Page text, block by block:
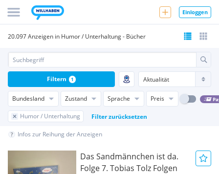
Einloggen
20.097 Anzeigen in Humor / Unterhaltung - Bücher
Bundesland Zustand Sprache Preis
Humor / Unterhaltung Filter zurücksetzen
Filtern 1
Infos zur Reihung der Anzeigen
Das Sandmännchen ist da.
Folge 7. Tobias Tolz Folgen